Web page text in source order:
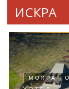
ИСКРА